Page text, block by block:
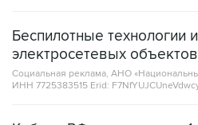
Беспилотные технологии
электросетевых
Социальная реклама, АНО
ИНН 7725383515 Erid: